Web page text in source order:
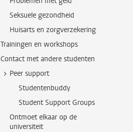
Seksuele gezondheid
Huisarts en zorgverzekering
Trainingen en workshops
Contact met andere studenten
Peer support
Studentenbuddy
Student Support Groups
Ontmoet elkaar op de
universiteit